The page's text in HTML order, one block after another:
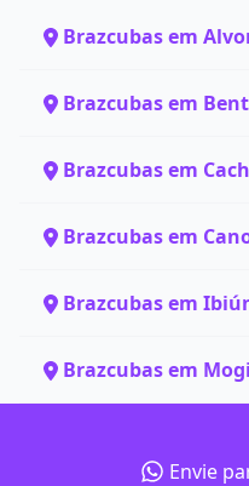
Brazcubas em
Brazcubas em
Brazcubas em
Brazcubas em
Brazcubas em
Brazcubas em
Envie